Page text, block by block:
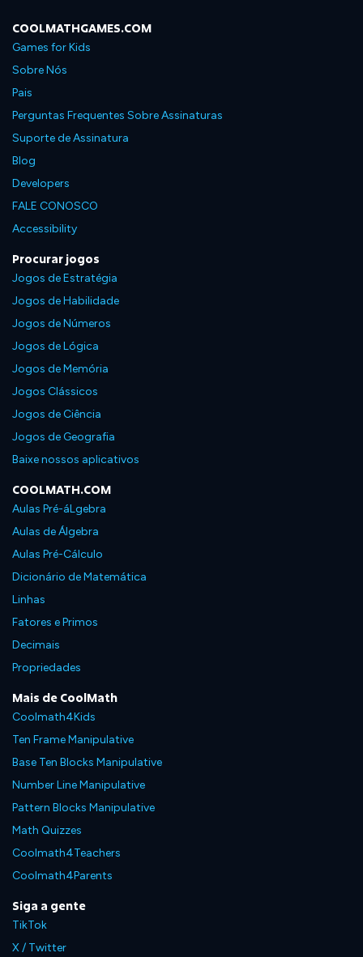
COOLMATHGAMES.COM
Games for Kids
Sobre Nós
Pais
Perguntas Frequentes Sobre Assinaturas
Suporte de Assinatura
Blog
Developers
FALE CONOSCO
Accessibility
Procurar jogos
Jogos de Estratégia
Jogos de Habilidade
Jogos de Números
Jogos de Lógica
Jogos de Memória
Jogos Clássicos
Jogos de Ciência
Jogos de Geografia
Baixe nossos aplicativos
COOLMATH.COM
Aulas Pré-áLgebra
Aulas de Álgebra
Aulas Pré-Cálculo
Dicionário de Matemática
Linhas
Fatores e Primos
Decimais
Propriedades
Mais de CoolMath
Coolmath4Kids
Ten Frame Manipulative
Base Ten Blocks Manipulative
Number Line Manipulative
Pattern Blocks Manipulative
Math Quizzes
Coolmath4Teachers
Coolmath4Parents
Siga a gente
TikTok
X / Twitter